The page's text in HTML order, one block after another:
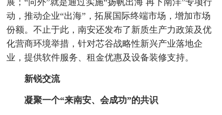
动，推动企业“出海”，拓展国际终端市场，增加市场
份额。不止于此，南安还发布了新质生产力政策及优
化营商环境举措，针对芯谷战略性新兴产业落地企
业，提供软件服务、租金优惠及设备装修支持。
新锐交流
凝聚一个“来南安、会成功”的共识